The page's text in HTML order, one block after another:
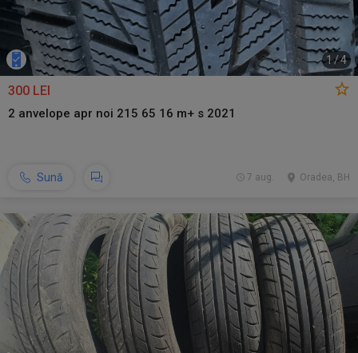
1/4
300 LEI
2 anvelope apr noi 215 65 16 m+ s 2021
Sună Oradea, BH
7 aug.